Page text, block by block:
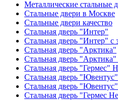
Металлические стальные
Стальные двери в Москве
Стальные двери качество
Стальная дверь "Интер"
Стальная дверь "Интер" с
Стальная дверь "Арктика"
Стальная дверь "Арктика"
Стальная дверь "Гермес"
Стальная дверь "Ювентус"
Стальная дверь
Стальная дверь "Гермес